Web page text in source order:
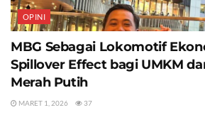
OPINI
MBG Sebagai Lokomotif
Spillover Effect bagi UMKM
Merah Putih
MARET 1, 2026 37